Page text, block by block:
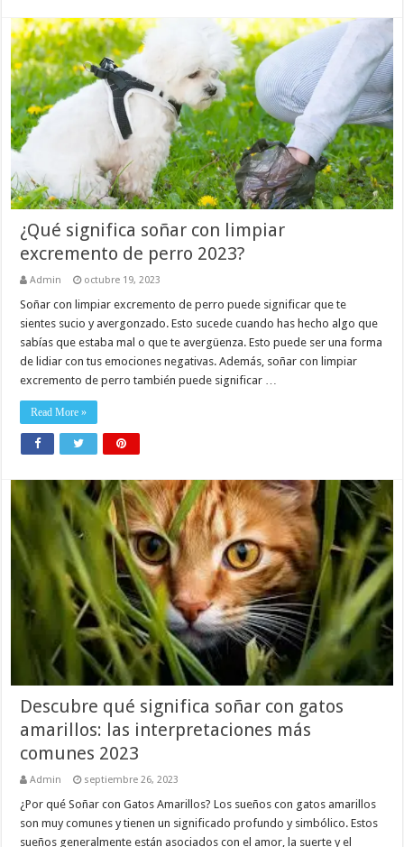
¿Qué significa soñar con limpiar
excremento de perro 2023?
Admin octubre 19, 2023
Soñar con limpiar excremento de perro puede significar que te
sientes sucio y avergonzado. Esto sucede cuando has hecho algo que
sabías que estaba mal o que te avergüenza. Esto puede ser una forma
de lidiar con tus emociones negativas. Además, soñar con limpiar
excremento de perro también puede significar …
Read More »
Descubre qué significa soñar con gatos
amarillos: las interpretaciones más
comunes 2023
Admin septiembre 26, 2023
¿Por qué Soñar con Gatos Amarillos? Los sueños con gatos amarillos
son muy comunes y tienen un significado profundo y simbólico. Estos
sueños generalmente están asociados con el amor, la suerte y el